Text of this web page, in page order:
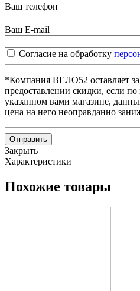
Ваш телефон
Ваш E-mail
Согласие на обработку
*Компания ВЕЛО52 оставляет за
предоставлении скидки, если
указанном вами магазине,
цена на него неоправданно
Отправить
Закрыть
Характеристики
Похожие товары